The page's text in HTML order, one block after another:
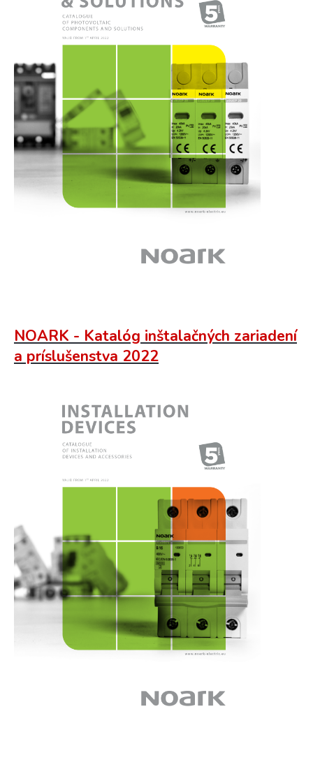
NOARK - Katalóg inštalačných zariadení
a príslušenstva 2022